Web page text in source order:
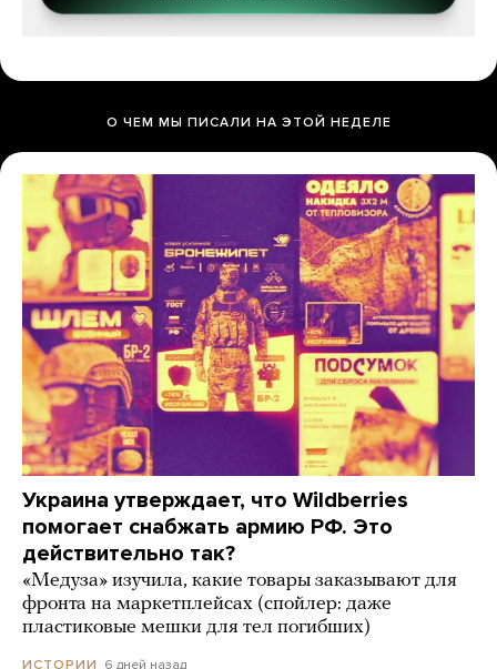
О ЧЕМ МЫ ПИСАЛИ НА ЭТОЙ НЕДЕЛЕ
Украина утверждает, что Wildberries
помогает снабжать армию РФ. Это
действительно так?
«Медуза» изучила, какие товары заказывают для
фронта на маркетплейсах (спойлер: даже
пластиковые мешки для тел погибших)
ИСТОРИИ 6 дней назад